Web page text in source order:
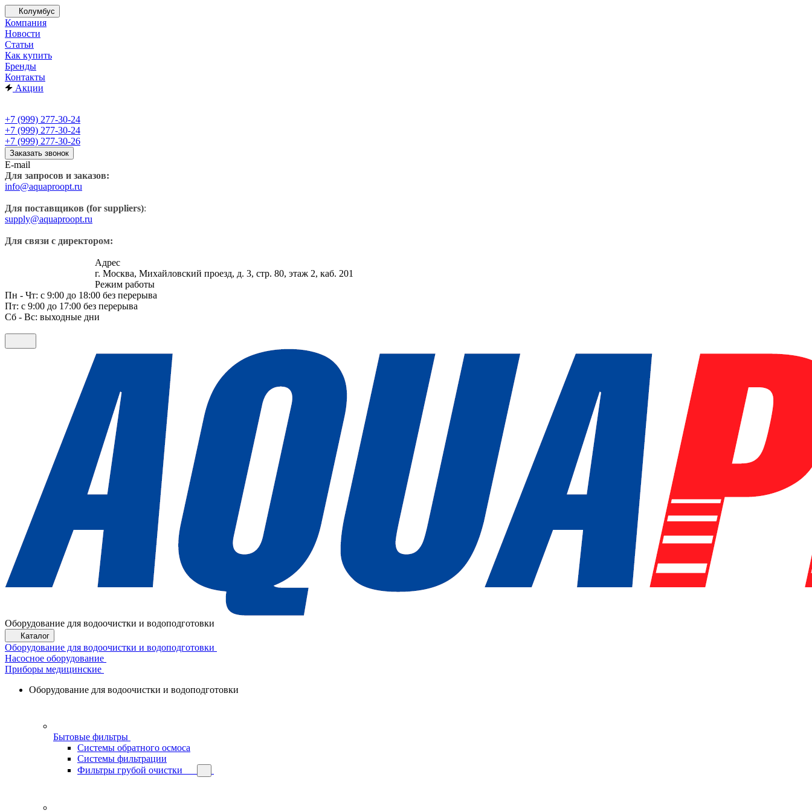
Колумбус
Компания
Новости
Статьи
Как купить
Бренды
Контакты
Акции
+7 (999) 277-30-24
+7 (999) 277-30-24
+7 (999) 277-30-26
Заказать звонок
E-mail
Для запросов и заказов:
info@aquaproopt.ru
Для поставщиков (for suppliers):
supply@aquaproopt.ru
Для связи с директором:
Адрес
г. Москва, Михайловский проезд, д. 3, стр. 80, этаж 2, каб. 201
Режим работы
Пн - Чт: с 9:00 до 18:00 без перерыва
Пт: с 9:00 до 17:00 без перерыва
Сб - Вс: выходные дни
Оборудование для водоочистки и водоподготовки
Каталог
Оборудование для водоочистки и водоподготовки
Насосное оборудование
Приборы медицинские
Оборудование для водоочистки и водоподготовки
Бытовые фильтры
Системы обратного осмоса
Системы фильтрации
Фильтры грубой очистки